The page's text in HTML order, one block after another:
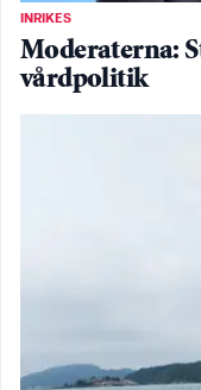
INRIKES
Moderaterna:
vårdpolitik